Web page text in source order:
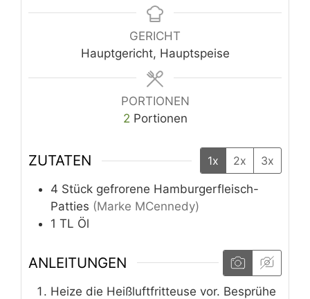
GERICHT
Hauptgericht, Hauptspeise
PORTIONEN
2 Portionen
ZUTATEN 1x 2x 3x
4 Stück gefrorene Hamburgerfleisch-
Patties (Marke MCennedy)
1 TL Öl
ANLEITUNGEN
Heize die Heißluftfritteuse vor. Besprühe